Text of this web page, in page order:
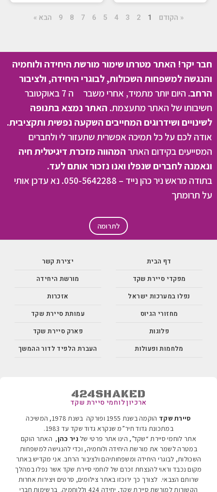
« הקודם 1
2
3
4
5
6
7
8
9 הבא »
חבר יקר! האתר מטרתו שימור מורשת היחידה ולוחמיה
והנגשה למשפחות השכולות, לבוגרי היחידה, ולציבור
הרחב.
היום יותר מתמיד, אחרי משבר ה 7 באוקטובר
חשיבותו של האתר מתעצמת. האתר נמצא בתנופה
לשינויים ושידרוגים המחייבים השקעה נפשית ותקציבית.
אודה לכם על כל תמיכה אפשרית שתעזור לי ולחברים
המסייעים בקידום האתרהמהווה מזכרת דיגיטלית חיה
ונאמנה לחברים שנפלו ואנו נזכור אותם לעד.
בתודה מראש ניר כהן נייד – 050-5642288. נא עדכן אותי
על תרומתך
לתרומה
דף הבית
מפקדי סיירת שקד
נפלו במערכות ישראל
מחזורי הגיוס
פלוגות
מלחמות ופעולות
יצירת קשר
מורשת היחידה
אזכרות
עמותת סיירת שקד
פארק סיירת שקד
העברת הלפיד לדור ההמשך
424SHAKED
ארכיון לוחמי סיירת שקד
סיירת שקד
הוקמה בשנת 1955 ופורקה בשנת 1978, המשיכה
במתכונת גדוד חיר”מ שנקרא גדוד שקד עד 1983
.
אתר לוחמי סיירת “שקד”, הינו אתר פרטי של ניר כהן, האתר הוקם
במטרה לשמר את מורשת היחידה ולוחמיה, וכדי להנגישה למשפחות
השכולות, לבוגרי היחידה ומשפחותיהם ולציבור הרחב. אני מקדיש באתר
מקום נכבד וראוי להנצחת זכרם של לוחמי סיירת שקד אשר נפלו במהלך
שרותם הצבאי. לצורך כך ירוכזו באתר צילומים, סרטים ויצירות אחרות
הקשורות למורשת סיירת שקד, יחידה 424 וללוחמיה.
ברשימות חברי